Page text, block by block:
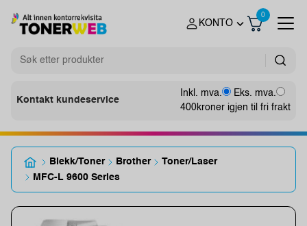
KONTO
0
Kontakt kundeservice
Inkl. mva.
Eks. mva.
400kroner igjen til fri frakt
Blekk/Toner Brother
Toner/Laser
MFC-L 9600 Series